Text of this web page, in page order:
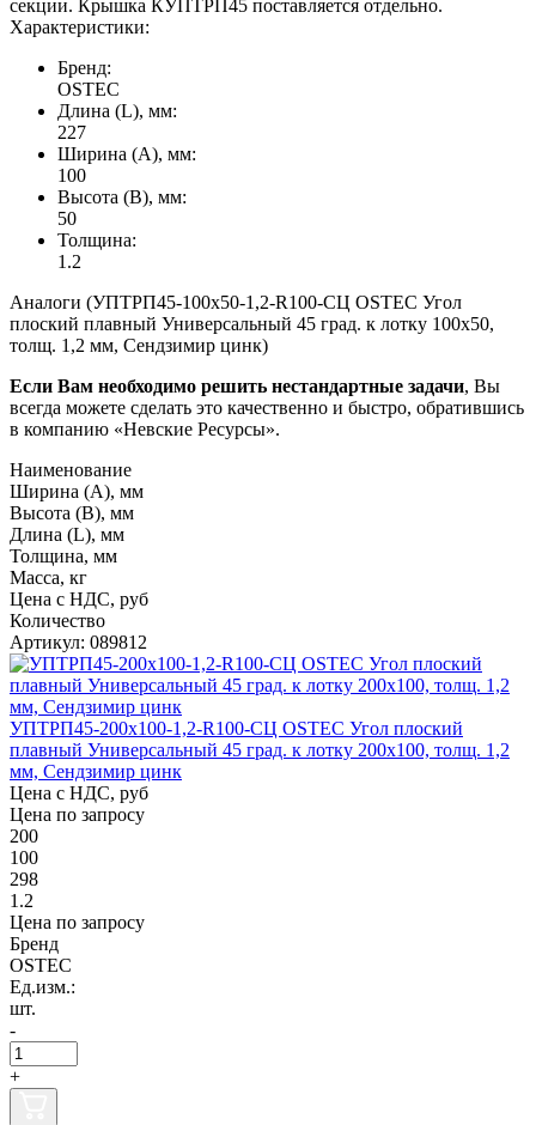
секции. Крышка КУПТРП45 поставляется отдельно.
Характеристики:
Бренд:
OSTEC
Длина (L), мм:
227
Ширина (А), мм:
100
Высота (В), мм:
50
Толщина:
1.2
Аналоги (УПТРП45-100х50-1,2-R100-СЦ OSTEC Угол
плоский плавный Универсальный 45 град. к лотку 100х50,
толщ. 1,2 мм, Сендзимир цинк)
Если Вам необходимо решить нестандартные задачи, Вы
всегда можете сделать это качественно и быстро, обратившись
в компанию «Невские Ресурсы».
Наименование
Ширина (А), мм
Высота (В), мм
Длина (L), мм
Толщина, мм
Масса, кг
Цена с НДС, руб
Количество
Артикул: 089812
УПТРП45-200х100-1,2-R100-СЦ OSTEC Угол плоский
плавный Универсальный 45 град. к лотку 200х100, толщ. 1,2
мм, Сендзимир цинк
Цена с НДС, руб
Цена по запросу
200
100
298
1.2
Цена по запросу
Бренд
OSTEC
Ед.изм.:
шт.
-
+